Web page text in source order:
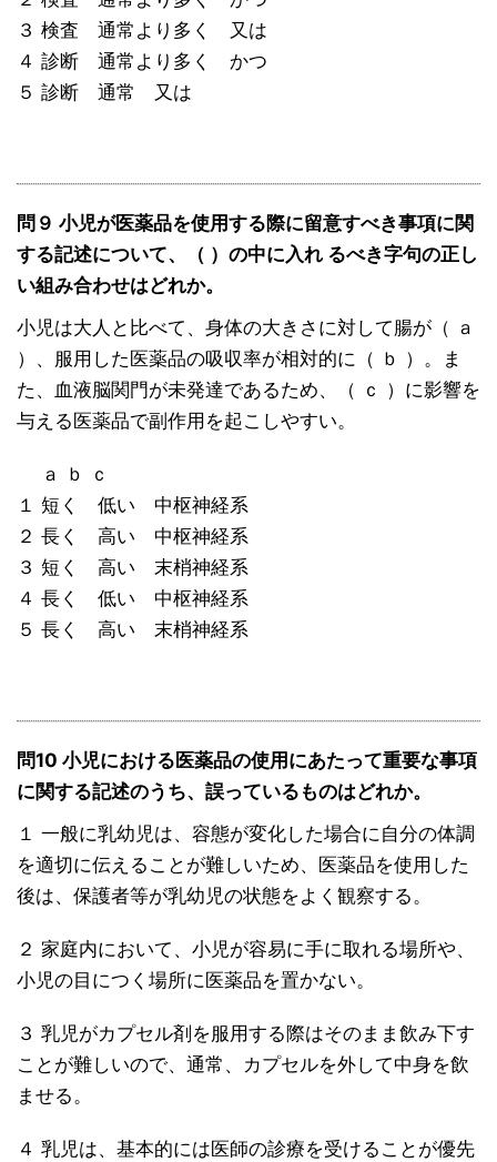
３ 検査 通常より多く 又は
４ 診断 通常より多く かつ
５ 診断 通常 又は
問９ 小児が医薬品を使用する際に留意すべき事項に関
する記述について、（ ）の中に入れ るべき字句の正し
い組み合わせはどれか。
小児は大人と比べて、身体の大きさに対して腸が（ ａ
）、服用した医薬品の吸収率が相対的に（ ｂ ）。ま
た、血液脳関門が未発達であるため、（ ｃ ）に影響を
与える医薬品で副作用を起こしやすい。
ａ ｂ ｃ
１ 短く 低い 中枢神経系
２ 長く 高い 中枢神経系
３ 短く 高い 末梢神経系
４ 長く 低い 中枢神経系
５ 長く 高い 末梢神経系
問10 小児における医薬品の使用にあたって重要な事項
に関する記述のうち、誤っているものはどれか。
１ 一般に乳幼児は、容態が変化した場合に自分の体調
を適切に伝えることが難しいため、医薬品を使用した
後は、保護者等が乳幼児の状態をよく観察する。
２ 家庭内において、小児が容易に手に取れる場所や、
小児の目につく場所に医薬品を置かない。
３ 乳児がカプセル剤を服用する際はそのまま飲み下す
ことが難しいので、通常、カプセルを外して中身を飲
ませる。
４ 乳児は、基本的には医師の診療を受けることが優先